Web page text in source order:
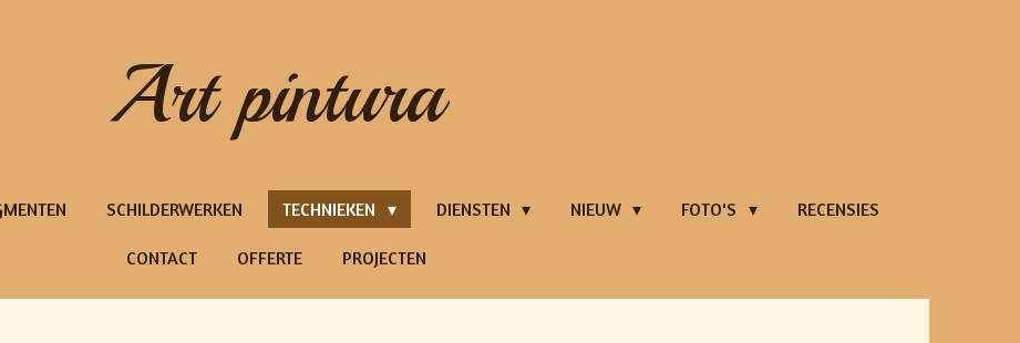
Art pintura
SCHILDERWERKEN TECHNIEKEN DIENSTEN NIEUW FOTO'S RECENSIES
CONTACT OFFERTE PROJECTEN